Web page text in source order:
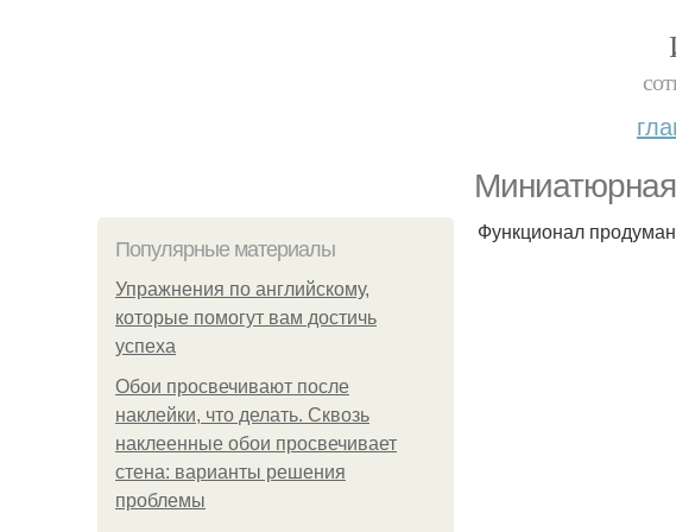
Популярные материалы
Упражнения по английскому,
которые помогут вам достичь
успеха
Обои просвечивают после
наклейки, что делать. Сквозь
наклеенные обои просвечивает
стена: варианты решения
проблемы
Функционал